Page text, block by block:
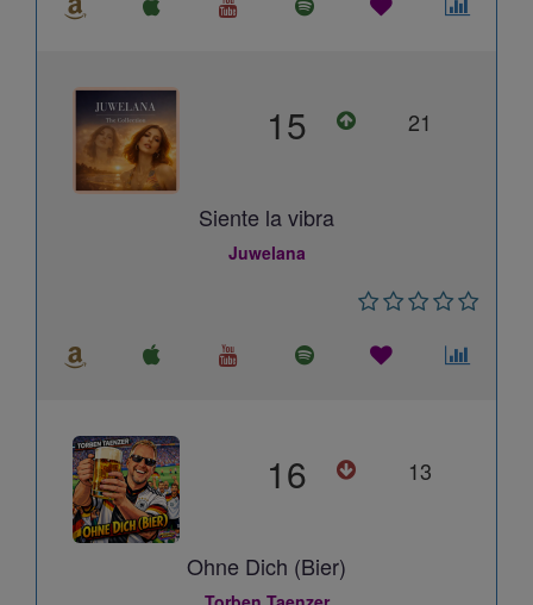
15 21
Siente la vibra
Juwelana
16 13
Ohne Dich (Bier)